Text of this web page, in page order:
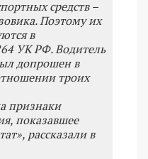
средств –
Поэтому их
в
УК РФ. Водитель
допрошен в
троих
признаки
показавшее
рассказали в